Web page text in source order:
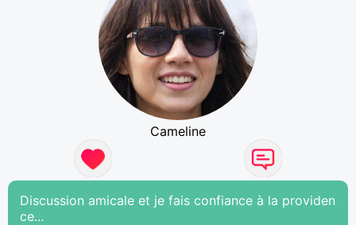
Cameline
Discussion amicale et je fais confiance à la providen
ce...